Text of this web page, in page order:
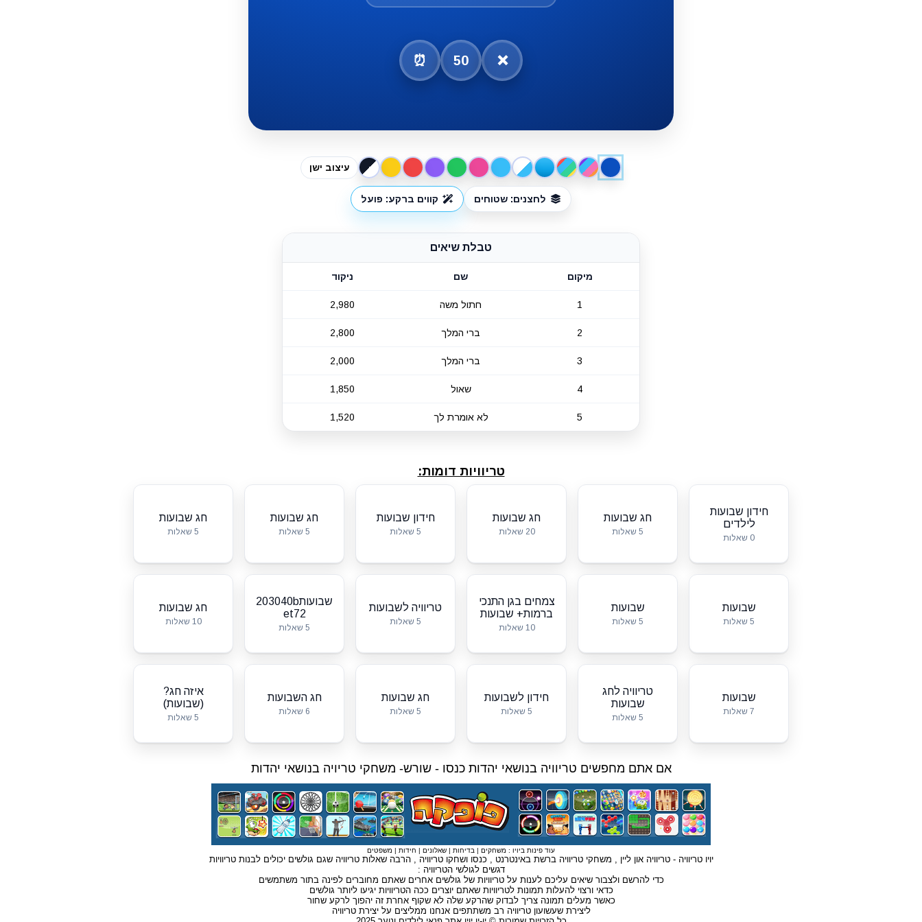
❌
50
⏰
עיצוב ישן
לחצנים: שטוחים קווים ברקע: פועל
טבלת שיאים
מיקום שם ניקוד
1 חתול משה 2,980
2 ברי המלך 2,800
3 ברי המלך 2,000
4 שאול 1,850
5 לא אומרת לך 1,520
טריוויות דומות:
חידון שבועות
לילדים
0 שאלות
חג שבועות
5 שאלות
חג שבועות
20 שאלות
חידון שבועות
5 שאלות
חג שבועות
5 שאלות
חג שבועות
5 שאלות
שבועות
5 שאלות
שבועות
5 שאלות
צמחים בגן התנכי
ברמות+ שבועות
10 שאלות
טריוויה לשבועות
5 שאלות
שבועות203040b
et72
5 שאלות
חג שבועות
10 שאלות
שבועות
7 שאלות
טריוויה לחג
שבועות
5 שאלות
חידון לשבועות
5 שאלות
חג שבועות
5 שאלות
חג השבועות
6 שאלות
איזה חג?
(שבועות)
5 שאלות
אם אתם מחפשים טריוויה בנושאי יהדות כנסו -שורש- משחקי טריויה בנושאי יהדות
עוד פינות ביויו : משחקים | בדיחות | שאלונים | חידות | משפטים
יויוטריוויה - טריוויה און ליין , משחקי טריוויה ברשת באינטרנט , כנסו ושחקו טריוויה , הרבה שאלות טריוויה שגם גולשים יכולים לבנות טריוויות
דגשים לגולשי הטריוויה :
כדי להרשם ולצבור שיאים עליכם לענות על טריוויות של גולשים אחרים שאתם מחוברים לפינה בתור משתמשים
כדאי ורצוי להעלות תמונות לטריוויות שאתם יוצרים ככה הטריוויות יגיעו ליותר גולשים
כאשר מעלים תמונה צריך לבדוק שהרקע שלה לא שקוף אחרת זה יהפוך לרקע שחור
ליצירת שעשועון טריוויה רב משתתפים אנחנו ממליצים עליצירת טריוויה